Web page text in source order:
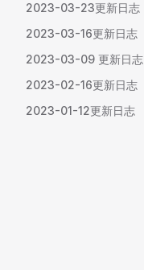
2023-03-23更新日志
2023-03-16更新日志
2023-03-09 更新日志
2023-02-16更新日志
2023-01-12更新日志